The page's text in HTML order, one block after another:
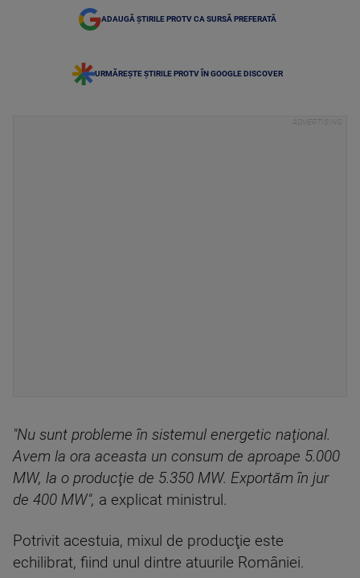
ADAUGĂ ȘTIRILE PROTV CA SURSĂ PREFERATĂ
URMĂREȘTE ȘTIRILE PROTV ÎN GOOGLE DISCOVER
"Nu sunt probleme în sistemul energetic naţional.
Avem la ora aceasta un consum de aproape 5.000
MW, la o producţie de 5.350 MW. Exportăm în jur
de 400 MW", a explicat ministrul.
Potrivit acestuia, mixul de producţie este
echilibrat, fiind unul dintre atuurile României.